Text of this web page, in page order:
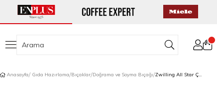
Anasayfa Gıda Hazırlama Bıçaklar Doğrama ve Soyma Bıçağı Zwilling All Star Çok Amaçlı Tırtıklı Bıçak 13 cm